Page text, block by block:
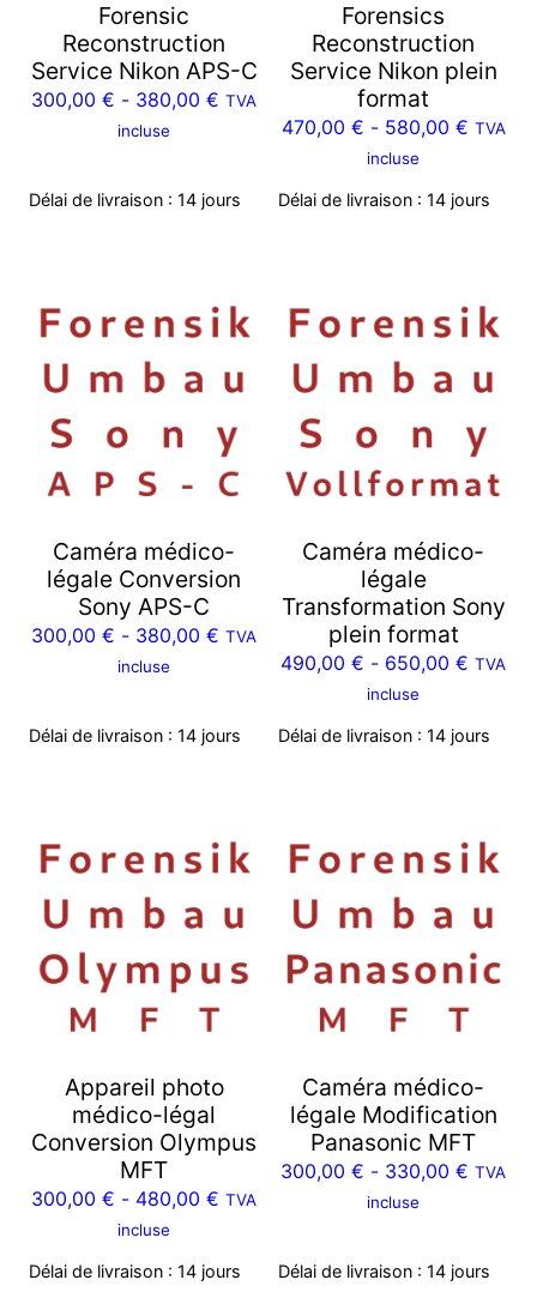
Forensic
Reconstruction
Service Nikon APS-C
300,00 € - 380,00 € TVA
incluse
Délai de livraison : 14 jours
Forensics
Reconstruction
Service Nikon plein
format
470,00 € - 580,00 € TVA
incluse
Délai de livraison : 14 jours
Caméra médico-
légale Conversion
Sony APS-C
300,00 € - 380,00 € TVA
incluse
Délai de livraison : 14 jours
Caméra médico-
légale
Transformation Sony
plein format
490,00 € - 650,00 € TVA
incluse
Délai de livraison : 14 jours
Appareil photo
médico-légal
Conversion Olympus
MFT
300,00 € - 480,00 € TVA
incluse
Délai de livraison : 14 jours
Caméra médico-
légale Modification
Panasonic MFT
300,00 € - 330,00 € TVA
incluse
Délai de livraison : 14 jours